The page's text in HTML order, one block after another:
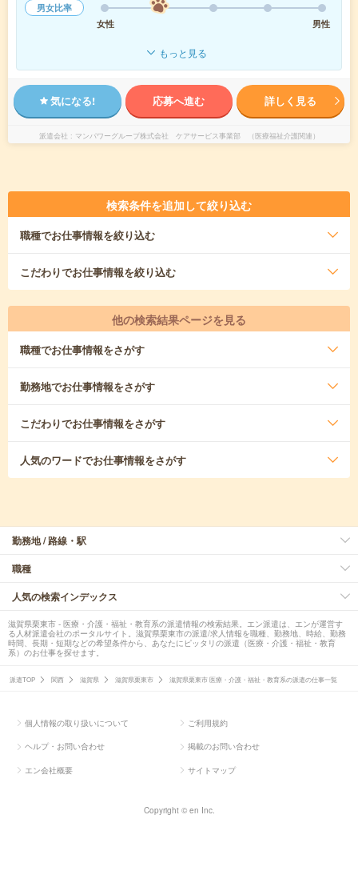
男女比率
女性
男性
もっと見る
気になる! 応募へ進む 詳しく見る
派遣会社 マンパワーグループ株式会社 ケアサービス事業部 （医療福祉介護関連）
検索条件を追加して絞り込む
職種でお仕事情報を絞り込む
こだわりでお仕事情報を絞り込む
他の検索結果ページを見る
職種でお仕事情報をさがす
勤務地でお仕事情報をさがす
こだわりでお仕事情報をさがす
人気のワードでお仕事情報をさがす
勤務地 / 路線・駅
職種
人気の検索インデックス
滋賀県栗東市 - 医療・介護・福祉・教育系の派遣情報の検索結果。エン派遣は、エンが運営す
る人材派遣会社のポータルサイト。滋賀県栗東市の派遣/求人情報を職種、勤務地、時給、勤務
時間、長期・短期などの希望条件から、あなたにピッタリの派遣（医療・介護・福祉・教育
系）のお仕事を探せます。
派遣TOP 関西 滋賀県 滋賀県栗東市 滋賀県栗東市 医療・介護・福祉・教育系の派遣の仕事一覧
個人情報の取り扱いについて ご利用規約
ヘルプ・お問い合わせ 掲載のお問い合わせ
エン会社概要 サイトマップ
Copyright © en Inc.